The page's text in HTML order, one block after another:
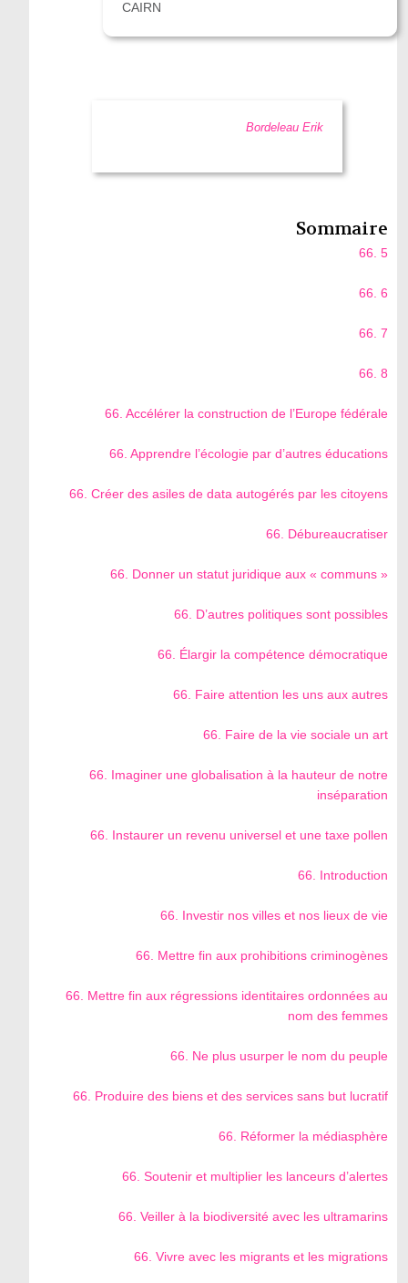
CAIRN
Bordeleau Erik
Sommaire
66. 5
66. 6
66. 7
66. 8
66. Accélérer la construction de l’Europe fédérale
66. Apprendre l’écologie par d’autres éducations
66. Créer des asiles de data autogérés par les citoyens
66. Débureaucratiser
66. Donner un statut juridique aux « communs »
66. D’autres politiques sont possibles
66. Élargir la compétence démocratique
66. Faire attention les uns aux autres
66. Faire de la vie sociale un art
66. Imaginer une globalisation à la hauteur de notre
inséparation
66. Instaurer un revenu universel et une taxe pollen
66. Introduction
66. Investir nos villes et nos lieux de vie
66. Mettre fin aux prohibitions criminogènes
66. Mettre fin aux régressions identitaires ordonnées au
nom des femmes
66. Ne plus usurper le nom du peuple
66. Produire des biens et des services sans but lucratif
66. Réformer la médiasphère
66. Soutenir et multiplier les lanceurs d’alertes
66. Veiller à la biodiversité avec les ultramarins
66. Vivre avec les migrants et les migrations